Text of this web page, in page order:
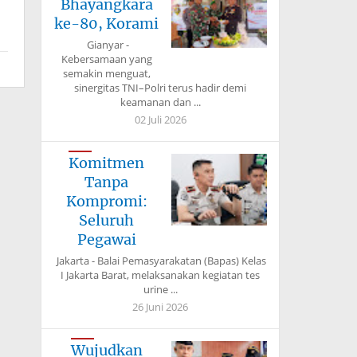
Bhayangkara
ke-80, Korami
Gianyar -
Kebersamaan yang
semakin menguat,
sinergitas TNI–Polri terus hadir demi
keamanan dan ...
02 Juli 2026
Komitmen
Tanpa
Kompromi:
Seluruh
Pegawai
Jakarta - Balai Pemasyarakatan (Bapas) Kelas
I Jakarta Barat, melaksanakan kegiatan tes
urine ...
26 Juni 2026
Wujudkan